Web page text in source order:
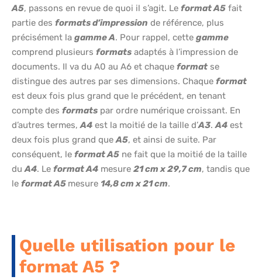
A5, passons en revue de quoi il s’agit. Le format A5 fait
partie des formats d’impression de référence, plus
précisément la gamme A. Pour rappel, cette gamme
comprend plusieurs formats adaptés à l’impression de
documents. Il va du A0 au A6 et chaque format se
distingue des autres par ses dimensions. Chaque format
est deux fois plus grand que le précédent, en tenant
compte des formats par ordre numérique croissant. En
d’autres termes,A4 est la moitié de la taille d’A3.A4 est
deux fois plus grand queA5, et ainsi de suite. Par
conséquent, le format A5 ne fait que la moitié de la taille
duA4. Le format A4 mesure 21 cm x 29,7 cm, tandis que
le format A5 mesure 14,8 cm x 21 cm.
Quelle utilisation pour le
format A5 ?